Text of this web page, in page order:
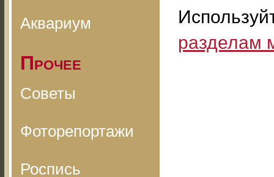
Аквариум
Прочее
Советы
Фоторепортажи
Роспись
разделам